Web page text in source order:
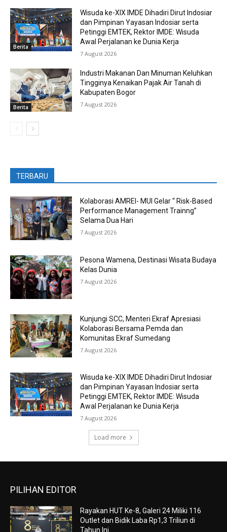
Berita
Wisuda ke-XIX IMDE Dihadiri Dirut Indosiar
dan Pimpinan Yayasan Indosiar serta
Petinggi EMTEK, Rektor IMDE: Wisuda
Awal Perjalanan ke Dunia Kerja
7 August 2026
Berita
Industri Makanan Dan Minuman Keluhkan
Tingginya Kenaikan Pajak Air Tanah di
Kabupaten Bogor
7 August 2026
TERBARU
Kolaborasi AMREI- MUI Gelar “ Risk-Based
Performance Management Trainng”
Selama Dua Hari
7 August 2026
Pesona Wamena, Destinasi Wisata Budaya
Kelas Dunia
7 August 2026
Kunjungi SCC, Menteri Ekraf Apresiasi
Kolaborasi Bersama Pemda dan
Komunitas Ekraf Sumedang
7 August 2026
Wisuda ke-XIX IMDE Dihadiri Dirut Indosiar
dan Pimpinan Yayasan Indosiar serta
Petinggi EMTEK, Rektor IMDE: Wisuda
Awal Perjalanan ke Dunia Kerja
7 August 2026
Load more
PILIHAN EDITOR
Rayakan HUT Ke-8, Galeri 24 Miliki 116
Outlet dan Bidik Laba Rp1,3 Triliun di
Tahun Ini